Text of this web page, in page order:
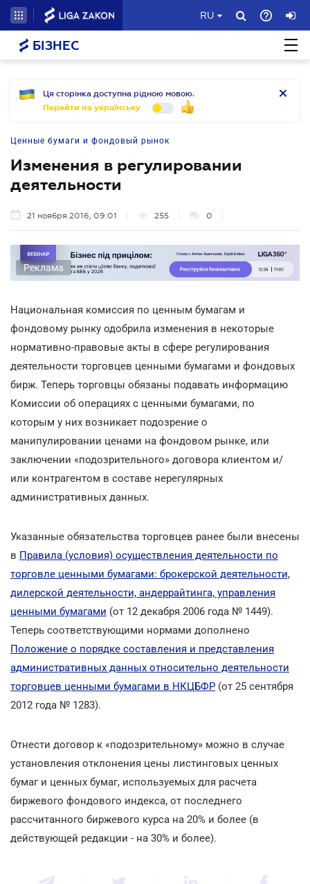
RU
БІЗНЕС
Ця сторінка доступна рідною мовою.
Перейти на українську
Ценные бумаги и фондовый рынок
Изменения в регулировании
деятельности
21 ноября 2016, 09:01 255 0
Реклама
Национальная комиссия по ценным бумагам и
фондовому рынку одобрила изменения в некоторые
нормативно-правовые акты в сфере регулирования
деятельности торговцев ценными бумагами и фондовых
бирж. Теперь торговцы обязаны подавать информацию
Комиссии об операциях с ценными бумагами, по
которым у них возникает подозрение о
манипулировании ценами на фондовом рынке, или
заключении «подозрительного» договора клиентом и/
или контрагентом в составе нерегулярных
административных данных.
Указанные обязательства торговцев ранее были внесены
в Правила (условия) осуществления деятельности по
торговле ценными бумагами: брокерской деятельности,
дилерской деятельности, андеррайтинга, управления
ценными бумагами (от 12 декабря 2006 года № 1449).
Теперь соответствующими нормами дополнено
Положение о порядке составления и представления
административных данных относительно деятельности
торговцев ценными бумагами в НКЦБФР (от 25 сентября
2012 года № 1283).
Отнести договор к «подозрительному» можно в случае
установления отклонения цены листинговых ценных
бумаг и ценных бумаг, используемых для расчета
биржевого фондового индекса, от последнего
рассчитанного биржевого курса на 20% и более (в
действующей редакции - на 30% и более).